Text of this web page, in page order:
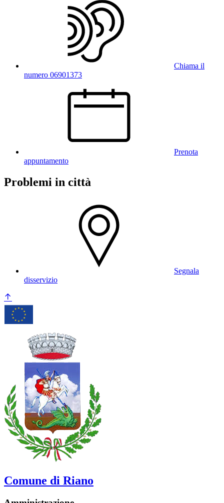
Chiama il
numero 06901373
Prenota
appuntamento
Problemi in città
Segnala
disservizio
Comune di Riano